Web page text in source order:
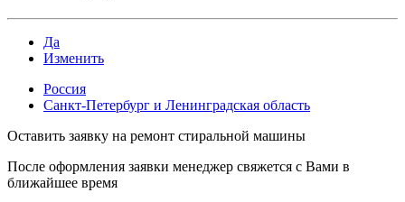
Да
Изменить
Россия
Санкт-Петербург и Ленинградская область
Оставить заявку на ремонт стиральной машины
После оформления заявки менеджер свяжется с Вами в
ближайшее время